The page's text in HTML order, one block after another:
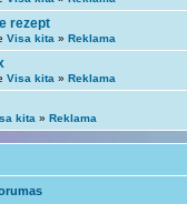
rezept
Visa kita » Reklama
Visa kita » Reklama
kita » Reklama